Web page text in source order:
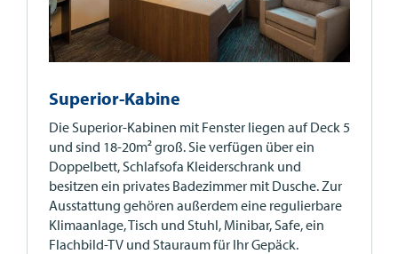
Superior-Kabine
Die Superior-Kabinen mit Fenster liegen auf Deck 5
und sind 18-20m² groß. Sie verfügen über ein
Doppelbett, Schlafsofa Kleiderschrank und
besitzen ein privates Badezimmer mit Dusche. Zur
Ausstattung gehören außerdem eine regulierbare
Klimaanlage, Tisch und Stuhl, Minibar, Safe, ein
Flachbild-TV und Stauraum für Ihr Gepäck.